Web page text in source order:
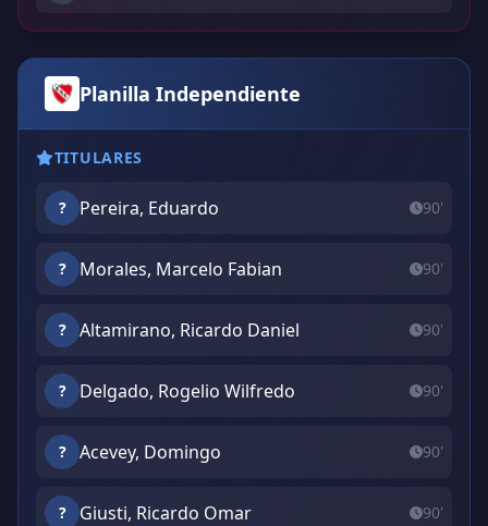
Planilla Independiente
TITULARES
? Pereira, Eduardo 90'
? Morales, Marcelo Fabian 90'
? Altamirano, Ricardo Daniel 90'
? Delgado, Rogelio Wilfredo 90'
? Acevey, Domingo 90'
? Giusti, Ricardo Omar 90'